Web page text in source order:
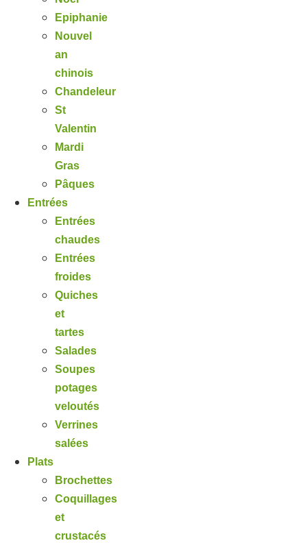
Epiphanie
Nouvel
an
chinois
Chandeleur
St
Valentin
Mardi
Gras
Pâques
Entrées
Entrées
chaudes
Entrées
froides
Quiches
et
tartes
Salades
Soupes
potages
veloutés
Verrines
salées
Plats
Brochettes
Coquillages
et
crustacés